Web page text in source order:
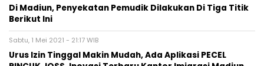
Di Madiun, Penyekatan Pemudik Dilakukan Di Tiga Titik
Berikut Ini
Sabtu, 1 Mei 2021 - 21:17 WIB
Urus Izin Tinggal Makin Mudah, Ada Aplikasi PECEL